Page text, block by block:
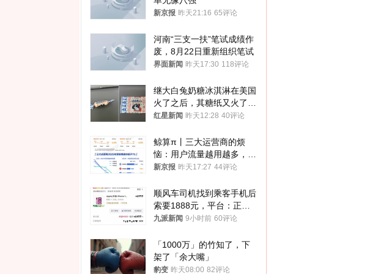
新京报 昨天21:16 65评论
河南“三支一扶”笔试成绩作
废，8月22日重新组织笔试
界面新闻 昨天17:30 118评论
继大白兔奶糖冰淇淋在美国
火了之后，其糖纸又火了！
海外博主盛赞：平面设计经
红星新闻 昨天12:28 40评论
鲸算π丨三大运营商的烦
恼：用户流量越用越多，收
入却越来越少
新京报 昨天17:27 44评论
顺风车司机找到乘客手机后
索要1888元，平台：正和
司机沟通协商
九派新闻 9小时前 60评论
「1000万」的竹知了，下
架了「余大嘴」
豹变 昨天08:00 82评论